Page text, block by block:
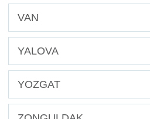
VAN
YALOVA
YOZGAT